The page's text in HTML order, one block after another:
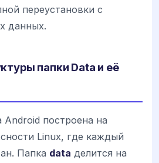
переустановки с
данных.
папки Data и её
построена на
Linux, где каждый
Папка data делится на